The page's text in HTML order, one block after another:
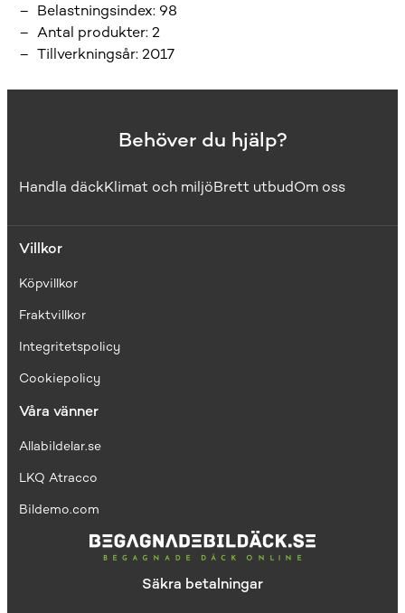
Belastningsindex: 98
Antal produkter:2
Tillverkningsår:2017
Behöver du hjälp?
Handla däckKlimat och miljöBrett utbudOm oss
Villkor
Köpvillkor
Fraktvillkor
Integritetspolicy
Cookiepolicy
Våra vänner
Allabildelar.se
LKQ Atracco
Bildemo.com
Säkra betalningar